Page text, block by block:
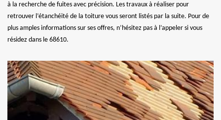
à la recherche de fuites avec précision. Les travaux à réaliser pour
retrouver l’étanchéité de la toiture vous seront listés par la suite. Pour de
plus amples informations sur ses offres, n’hésitez pas à l’appeler si vous
résidez dans le 68610.